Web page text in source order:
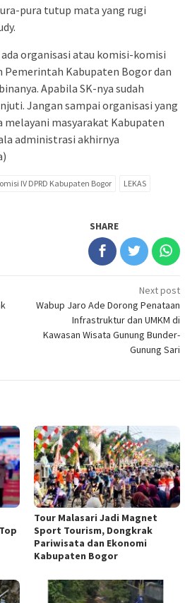
pura tutup mata yang rugi
organisasi atau komisi-komisi
Pemerintah Kabupaten Bogor dan
Apabila SK-nya sudah
Jangan sampai organisasi yang
melayani masyarakat Kabupaten
administrasi akhirnya
IV DPRD Kabupaten Bogor
LEKAS
SHARE
Next post
Wabup Jaro Ade Dorong Penataan
Infrastruktur dan UMKM di
Kawasan Wisata Gunung Bunder-
Gunung Sari
Tour Malasari Jadi Magnet
Sport Tourism, Dongkrak
Pariwisata dan Ekonomi
Kabupaten Bogor